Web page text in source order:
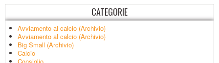
CATEGORIE
Avviamento al calcio (Archivio)
Avviamento al calcio (Archivio)
Big Small (Archivio)
Calcio